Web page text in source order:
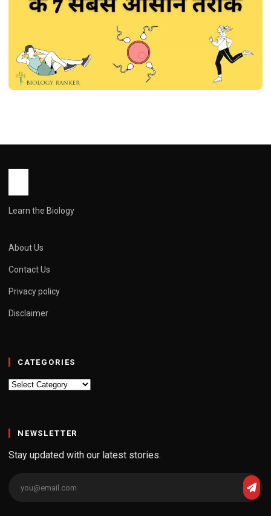
Learn the Biology
About Us
Contact Us
Privacy policy
Disclaimer
CATEGORIES
Categories
NEWSLETTER
Stay updated with our latest stories.